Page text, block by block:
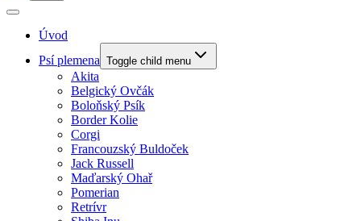
Úvod
Psí plemena Toggle child menu
Akita
Belgický Ovčák
Boloňský Psík
Border Kolie
Corgi
Francouzský Buldoček
Jack Russell
Maďarský Ohař
Pomerian
Retrívr